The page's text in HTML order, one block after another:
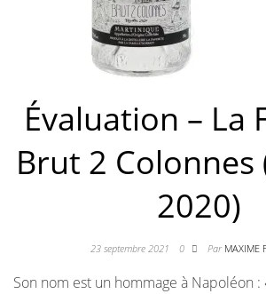
Évaluation – La
Brut 2 Colonnes
2020)
23 septembre 2021 0 Par MAXIME
Son nom est un hommage à Napoléon